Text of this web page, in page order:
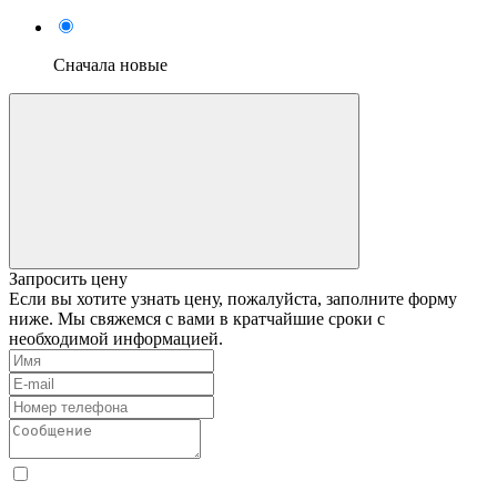
Сначала новые
Запросить цену
Если вы хотите узнать цену, пожалуйста, заполните форму
ниже. Мы свяжемся с вами в кратчайшие сроки с
необходимой информацией.